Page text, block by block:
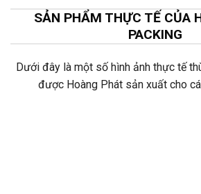
SẢN PHẨM THỰC TẾ CỦA
PACKING
Dưới đây là một số hình ảnh thực tế
được Hoàng Phát sản xuất cho